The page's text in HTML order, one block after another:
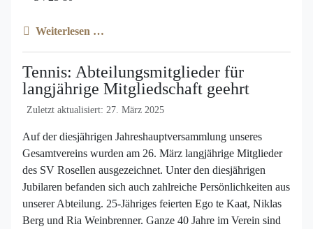
Weiterlesen …
Tennis: Abteilungsmitglieder für
langjährige Mitgliedschaft geehrt
Zuletzt aktualisiert: 27. März 2025
Auf der diesjährigen Jahreshauptversammlung unseres
Gesamtvereins wurden am 26. März langjährige Mitglieder
des SV Rosellen ausgezeichnet. Unter den diesjährigen
Jubilaren befanden sich auch zahlreiche Persönlichkeiten aus
unserer Abteilung. 25-Jähriges feierten Ego te Kaat, Niklas
Berg und Ria Weinbrenner. Ganze 40 Jahre im Verein sind